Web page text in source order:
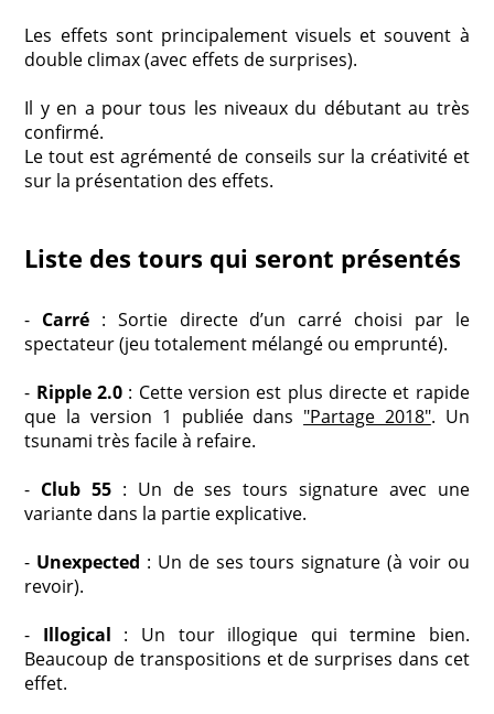
Les effets sont principalement visuels et souvent à
double climax (avec effets de surprises).
Il y en a pour tous les niveaux du débutant au très
confirmé.
Le tout est agrémenté de conseils sur la créativité et
sur la présentation des effets.
Liste des tours qui seront présentés
- Carré : Sortie directe d’un carré choisi par le
spectateur (jeu totalement mélangé ou emprunté).
- Ripple 2.0 : Cette version est plus directe et rapide
que la version 1 publiée dans "Partage 2018". Un
tsunami très facile à refaire.
- Club 55 : Un de ses tours signature avec une
variante dans la partie explicative.
- Unexpected : Un de ses tours signature (à voir ou
revoir).
- Illogical : Un tour illogique qui termine bien.
Beaucoup de transpositions et de surprises dans cet
effet.